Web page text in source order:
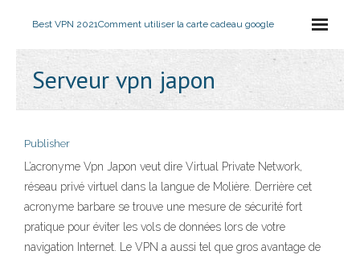
Best VPN 2021Comment utiliser la carte cadeau google
Serveur vpn japon
Publisher
L’acronyme Vpn Japon veut dire Virtual Private Network,
réseau privé virtuel dans la langue de Molière. Derrière cet
acronyme barbare se trouve une mesure de sécurité fort
pratique pour éviter les vols de données lors de votre
navigation Internet. Le VPN a aussi tel que gros avantage de